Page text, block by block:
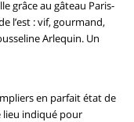
grâce au gâteau Paris-
l’est : vif, gourmand,
Arlequin. Un
en parfait état de
lieu indiqué pour